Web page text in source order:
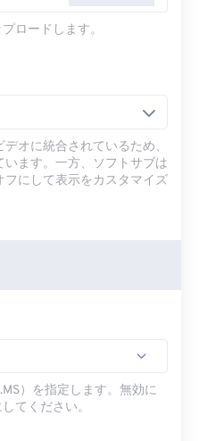
ロードします。
オに統合されているため、
ます。一方、ソフトサブは
にして表示をカスタマイズ
）を指定します。無効に
てください。